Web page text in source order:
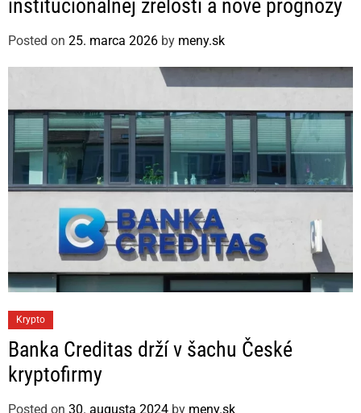
e
o
r
e
inštitucionálnej zrelosti a nové prognózy
Posted on 25. marca 2026 by meny.sk
a
t
e
Krypto
Banka Creditas drží v šachu České
kryptofirmy
Posted on 30. augusta 2024 by meny.sk